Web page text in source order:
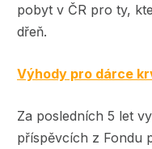
pobyt v ČR pro ty,
dřeň.
Výhody pro dárce
Za posledních 5 let
příspěvcích z Fondu